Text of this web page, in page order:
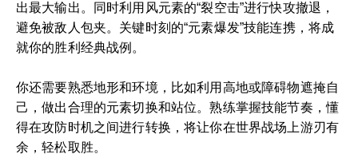
出最大输出。同时利用风元素的“裂空击”进行快攻撤退，
避免被敌人包夹。关键时刻的“元素爆发”技能连携，将成
就你的胜利经典战例。
你还需要熟悉地形和环境，比如利用高地或障碍物遮掩自
己，做出合理的元素切换和站位。熟练掌握技能节奏，懂
得在攻防时机之间进行转换，将让你在世界战场上游刃有
余，轻松取胜。